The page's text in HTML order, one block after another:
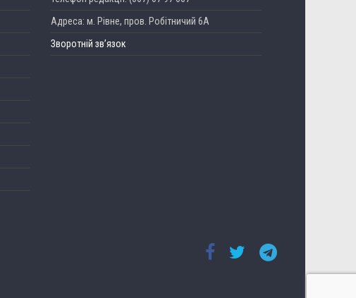
Адреса: м. Рівне, пров. Робітничий 6А
Зворотній зв’язок